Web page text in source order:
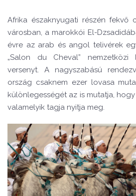
Afrika északnyugati részén fekvő
városban, a marokkói El-
évre az arab és angol telivérek
„Salon du Cheval” nemzetközi
versenyt. A nagyszabású
ország csaknem ezer lovasa
különlegességét az is mutatja,
valamelyik tagja nyitja meg.